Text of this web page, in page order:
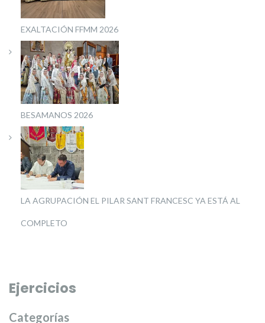
EXALTACIÓN FFMM 2026
BESAMANOS 2026
LA AGRUPACIÓN EL PILAR SANT FRANCESC YA ESTÁ AL
COMPLETO
Ejercicios
Categorías